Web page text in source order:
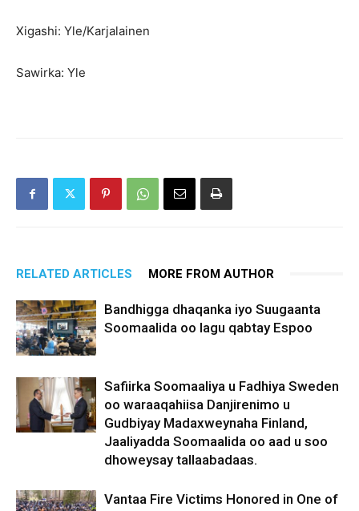
Xigashi: Yle/Karjalainen
Sawirka: Yle
RELATED ARTICLES MORE FROM AUTHOR
Bandhigga dhaqanka iyo Suugaanta
Soomaalida oo lagu qabtay Espoo
Safiirka Soomaaliya u Fadhiya Sweden
oo waraaqahiisa Danjirenimo u
Gudbiyay Madaxweynaha Finland,
Jaaliyadda Soomaalida oo aad u soo
dhoweysay tallaabadaas.
Vantaa Fire Victims Honored in One of